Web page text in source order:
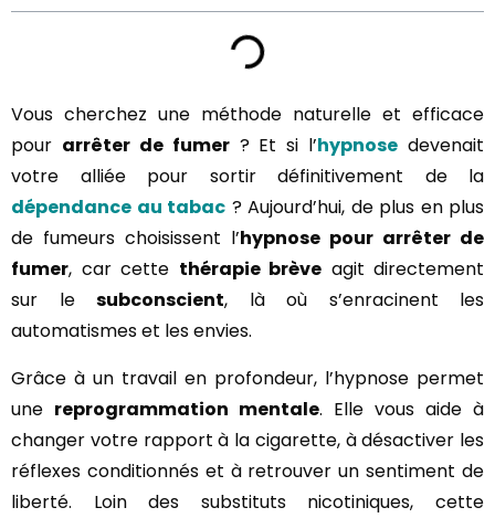
Vous cherchez une méthode naturelle et efficace
pour arrêter de fumer? Et si l’hypnose devenait
votre alliée pour sortir définitivement de la
dépendance au tabac ? Aujourd’hui, de plus en plus
de fumeurs choisissent l’hypnose pour arrêter de
fumer, car cette thérapie brève agit directement
sur le subconscient, là où s’enracinent les
automatismes et les envies.
Grâce à un travail en profondeur, l’hypnose permet
une reprogrammation mentale. Elle vous aide à
changer votre rapport à la cigarette, à désactiver les
réflexes conditionnés et à retrouver un sentiment de
liberté. Loin des substituts nicotiniques, cette